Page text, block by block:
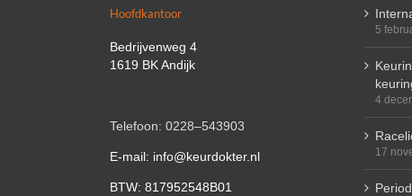
Hoofdkantoor
Bedrijvenweg 4
1619 BK Andijk
Telefoon: 0228–543903
E-mail: info@keurdokter.nl
BTW: 817952548B01
5
4
17